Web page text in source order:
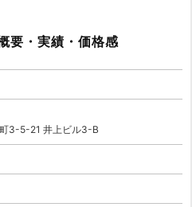
要・実績・価格感
3-5-21 井上ビル3-B